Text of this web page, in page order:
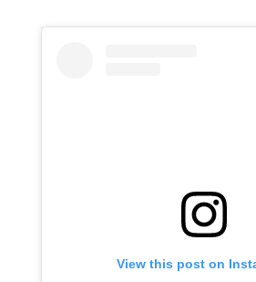
View this post on